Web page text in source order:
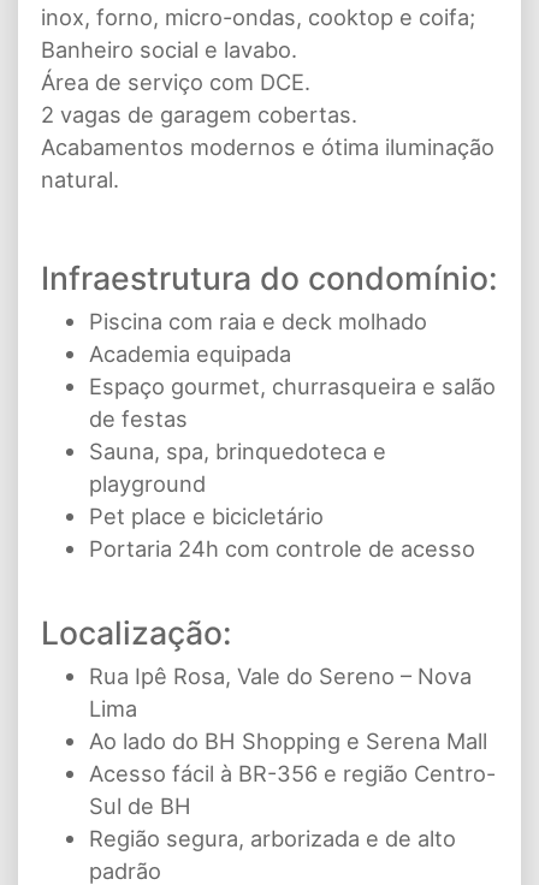
inox, forno, micro-ondas, cooktop e coifa;
Banheiro social e lavabo.
Área de serviço com DCE.
2 vagas de garagem cobertas.
Acabamentos modernos e ótima iluminação
natural.
Infraestrutura do condomínio:
Piscina com raia e deck molhado
Academia equipada
Espaço gourmet, churrasqueira e salão
de festas
Sauna, spa, brinquedoteca e
playground
Pet place e bicicletário
Portaria 24h com controle de acesso
Localização:
Rua Ipê Rosa, Vale do Sereno – Nova
Lima
Ao lado do BH Shopping e Serena Mall
Acesso fácil à BR-356 e região Centro-
Sul de BH
Região segura, arborizada e de alto
padrão